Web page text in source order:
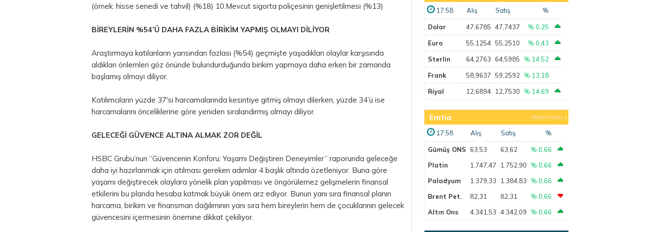
(örnek: hisse senedi ve tahvil) (%18) 10.Mevcut sigorta poliçesinin genişletilmesi (%13)
BİREYLERİN %54’Ü DAHA FAZLA BİRİKİM YAPMIŞ OLMAYI DİLİYOR
Araştırmaya katılanların yarısından fazlası (%54) geçmişte yaşadıkları olaylar karşısında
aldıkları önlemleri göz önünde bulundurduğunda birikim yapmaya daha erken bir zamanda
başlamış olmayı diliyor.
Katılımcıların yüzde 37'si harcamalarında kesintiye gitmiş olmayı dilerken, yüzde 34’ü ise
harcamalarını önceliklerine göre yeniden sıralandırmış olmayı diliyor.
GELECEĞİ GÜVENCE ALTINA ALMAK ZOR DEĞİL
HSBC Grubu’nun “Güvencenin Konforu: Yaşamı Değiştiren Deneyimler” raporunda geleceğe
daha iyi hazırlanmak için atılması gereken adımlar 4 başlık altında özetleniyor. Buna göre
yaşamı değiştirecek olaylara yönelik plan yapılması ve öngörülemez gelişmelerin finansal
etkilerini bu planda hesaba katmak büyük önem arz ediyor. Bunun yanı sıra finansal planın
harcama, birikim ve finansman dağılımının yanı sıra hem bireylerin hem de çocuklarının gelecek
güvencesini içermesinin önemine dikkat çekiliyor.
17:58 Alış Satış %
Dolar 47,6785 47,7437 % 0,25
Euro 55,1254 55,2510 % 0,43
Sterlin 64,2763 64,5985 % 14,52
Frank 58,9637 59,2592 % 13,18
Riyal 12,6894 12,7530 % 14,69
Emtia daha fazla
17:58 Alış Satış %
Gümüş ONS 63,53 63,62
% 0,66
Platin
1.747,47 1.752,90
% 0,66
Paladyum
1.379,33 1.384,83
% 0,66
Brent Pet.
82,31 82,31
% 0,66
Altın Ons
4.341,53 4.342,09 % 0,66